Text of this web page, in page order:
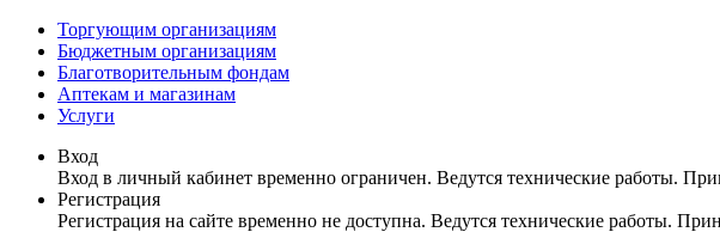
Торгующим организациям
Бюджетным организациям
Благотворительным фондам
Аптекам и магазинам
Услуги
Вход
Вход в личный кабинет временно ограничен. Ведутся технические работы.
Регистрация
Регистрация на сайте временно не доступна. Ведутся технические работы.